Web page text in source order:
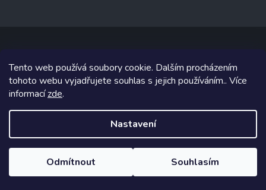
Tento web používá soubory cookie. Dalším procházením
tohoto webu vyjadřujete souhlas s jejich používáním.. Více
informacízde.
Nastavení
Odmítnout Souhlasím
Copyright 2026Elektro Klesný s.r.o.. Všechna práva vyhrazena.
Grafický návrh vytvořil a na Shoptet implementoval
Shoptetak.cz.